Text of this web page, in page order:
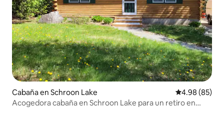
Cabaña en Schroon Lake Calificación
4.98 (85)
Acogedora cabaña en Schroon Lake para un retiro en